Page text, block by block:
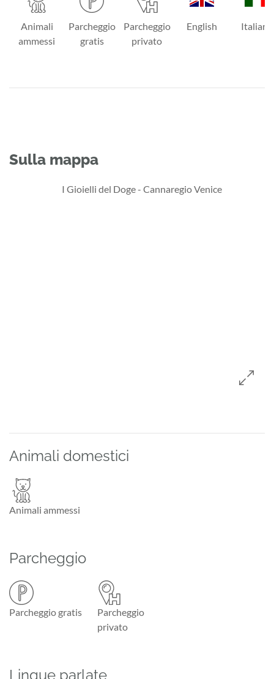
Animali
ammessi
Parcheggio
gratis
Parcheggio
privato
English Italiano
Sulla mappa
Animali domestici
Animali ammessi
Parcheggio
Parcheggio gratis
Parcheggio
privato
Lingue parlate